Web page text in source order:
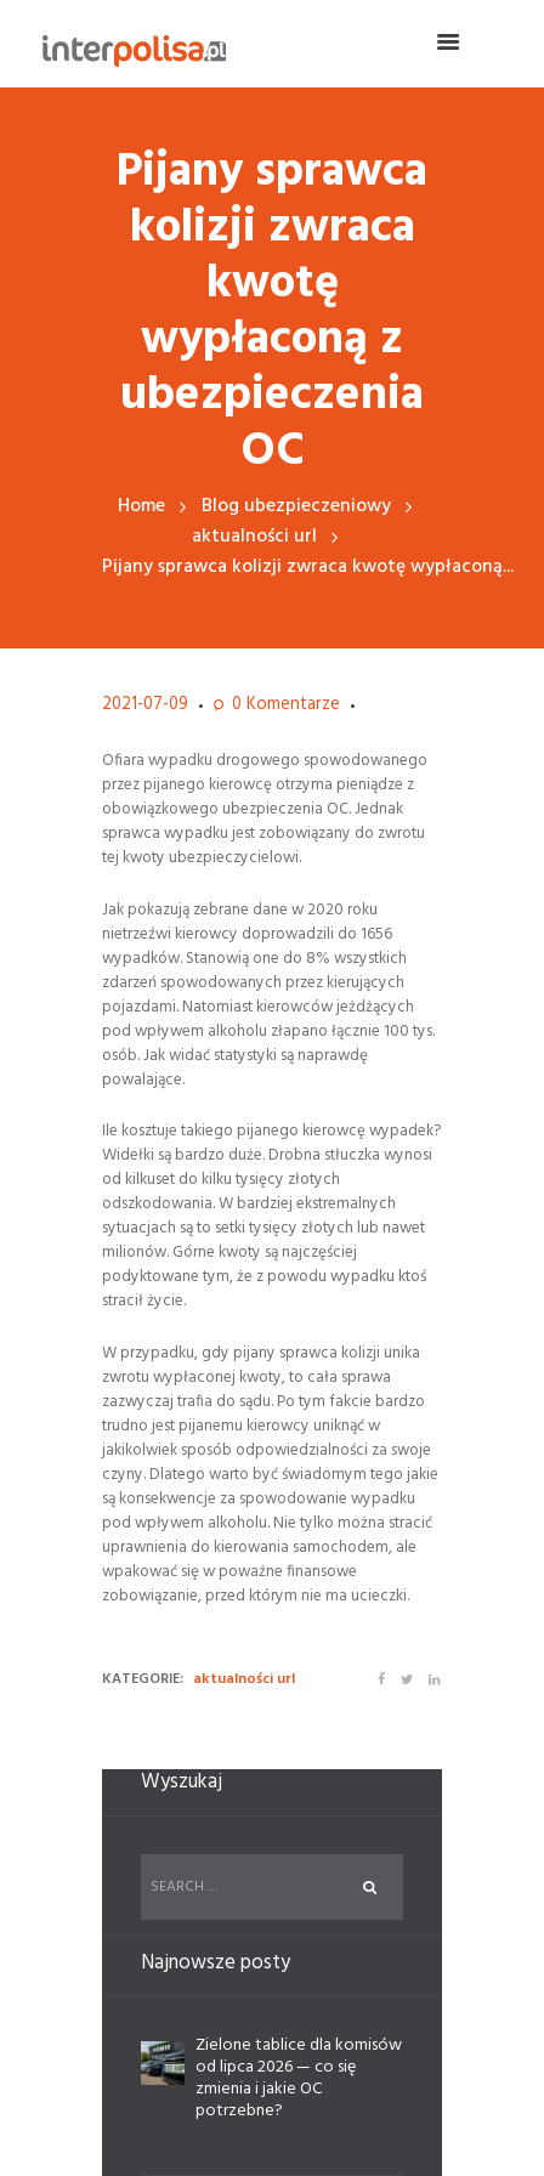
Pijany sprawca
kolizji zwraca
kwotę
wypłaconą z
ubezpieczenia
OC
Home
Blog ubezpieczeniowy
aktualności url
Pijany sprawca kolizji zwraca kwotę wypłaconą...
2021-07-09 0 Komentarze
Ofiara wypadku drogowego spowodowanego
przez pijanego kierowcę otrzyma pieniądze z
obowiązkowego ubezpieczenia OC. Jednak
sprawca wypadku jest zobowiązany do zwrotu
tej kwoty ubezpieczycielowi.
Jak pokazują zebrane dane w 2020 roku
nietrzeźwi kierowcy doprowadzili do 1656
wypadków. Stanowią one do 8% wszystkich
zdarzeń spowodowanych przez kierujących
pojazdami. Natomiast kierowców jeżdżących
pod wpływem alkoholu złapano łącznie 100 tys.
osób. Jak widać statystyki są naprawdę
powalające.
Ile kosztuje takiego pijanego kierowcę wypadek?
Widełki są bardzo duże. Drobna stłuczka wynosi
od kilkuset do kilku tysięcy złotych
odszkodowania. W bardziej ekstremalnych
sytuacjach są to setki tysięcy złotych lub nawet
milionów. Górne kwoty są najczęściej
podyktowane tym, że z powodu wypadku ktoś
stracił życie.
W przypadku, gdy pijany sprawca kolizji unika
zwrotu wypłaconej kwoty, to cała sprawa
zazwyczaj trafia do sądu. Po tym fakcie bardzo
trudno jest pijanemu kierowcy uniknąć w
jakikolwiek sposób odpowiedzialności za swoje
czyny. Dlatego warto być świadomym tego jakie
są konsekwencje za spowodowanie wypadku
pod wpływem alkoholu. Nie tylko można stracić
uprawnienia do kierowania samochodem, ale
wpakować się w poważne finansowe
zobowiązanie, przed którym nie ma ucieczki.
KATEGORIE: aktualności url
Wyszukaj
Najnowsze posty
Zielone tablice dla komisów
od lipca 2026 — co się
zmienia i jakie OC
potrzebne?